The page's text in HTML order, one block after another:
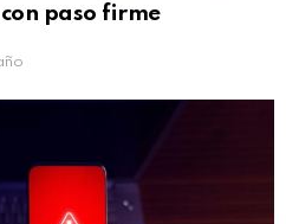
paso firme